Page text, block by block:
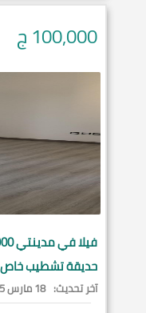
100,000ج
فيلا فيمدينتي900 م
حديقة تشطيب خاص 100,000
آخر تحديث: 18 مارس 2025